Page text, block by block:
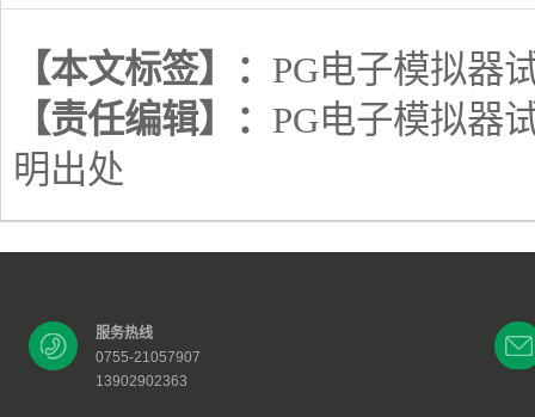
【本文标签】： PG电子模拟器
【责任编辑】： PG电子模拟器
明出处
服务热线
0755-21057907
13902902363